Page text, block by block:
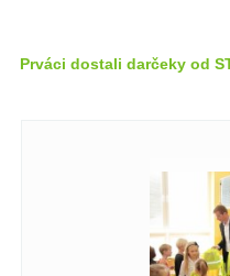
Prváci dostali darčeky od